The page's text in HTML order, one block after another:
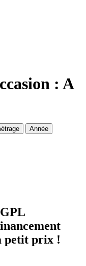
: A
Année
petit prix !